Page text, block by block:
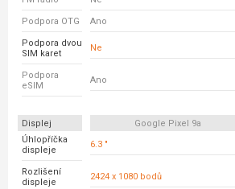
Podpora OTG Ano
Podpora dvou
SIM karet
Ne
Podpora
eSIM
Ano
Displej Google Pixel 9a
Úhlopříčka
displeje
6.3 "
Rozlišení
displeje
2424 x 1080 bodů